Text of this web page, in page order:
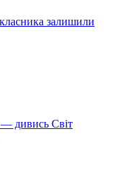
залишили
дивись Світ